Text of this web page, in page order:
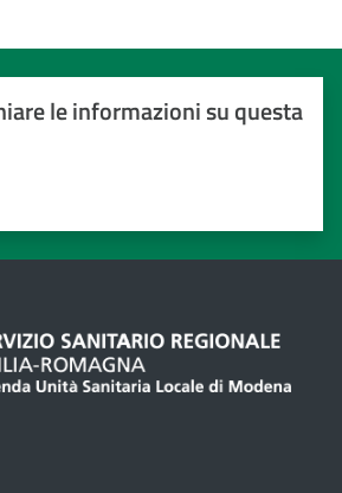
le informazioni su questa
5 stelle su 5
stelle su 5
su 5
5